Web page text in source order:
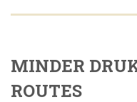
MINDER
ROUTES